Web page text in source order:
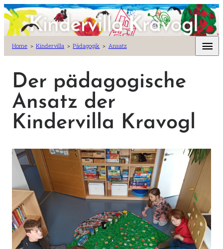
Zum Inhalt
Home Kindervilla Pädagogik Ansatz
Der pädagogische
Ansatz der
Kindervilla Kravogl